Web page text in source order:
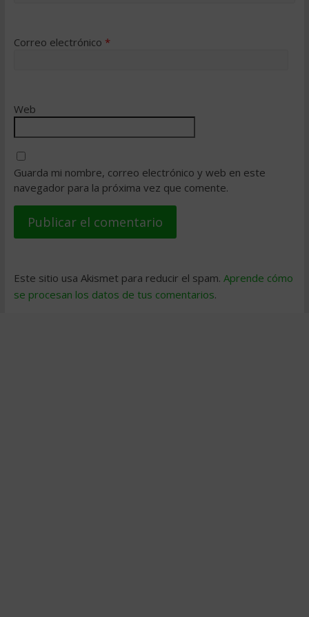
Correo electrónico *
Web
Guarda mi nombre, correo electrónico y web en este
navegador para la próxima vez que comente.
Este sitio usa Akismet para reducir el spam. Aprende cómo
se procesan los datos de tus comentarios.